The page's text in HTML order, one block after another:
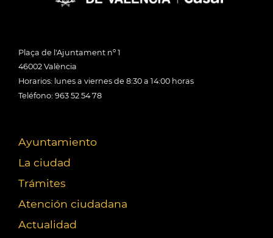
Plaça de l'Ajuntament nº 1
46002 València
Horarios: lunes a viernes de 8:30 a 14:00 horas
Teléfono: 963 52 54 78
Ayuntamiento
La ciudad
Trámites
Atención ciudadana
Actualidad